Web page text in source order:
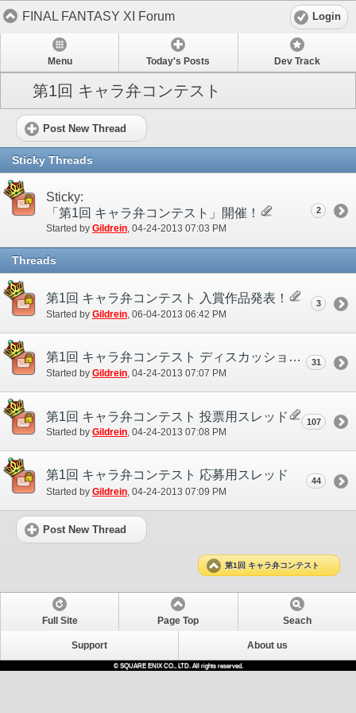
FINAL FANTASY XI Forum Login
Menu Today's Posts Dev Track
第1回 キャラ弁コンテスト
Post New Thread
Sticky Threads
Sticky:
「第1回 キャラ弁コンテスト」開催！
Started by Gildrein‎, 04-24-2013 07:03 PM
2
Threads
第1回 キャラ弁コンテスト 入賞作品発表！
Started by Gildrein ‎, 06-04-2013 06:42 PM
3
第1回 キャラ弁コンテスト ディスカッションスレッド
Started by Gildrein‎, 04-24-2013 07:07 PM
31
第1回 キャラ弁コンテスト 投票用スレッド
Started by Gildrein‎, 04-24-2013 07:08 PM
107
第1回 キャラ弁コンテスト 応募用スレッド
Started by Gildrein ‎, 04-24-2013 07:09 PM
44
Post New Thread
第1回 キャラ弁コンテスト
Full Site Page Top Seach
Support About us
© SQUARE ENIX CO., LTD. All rights reserved.